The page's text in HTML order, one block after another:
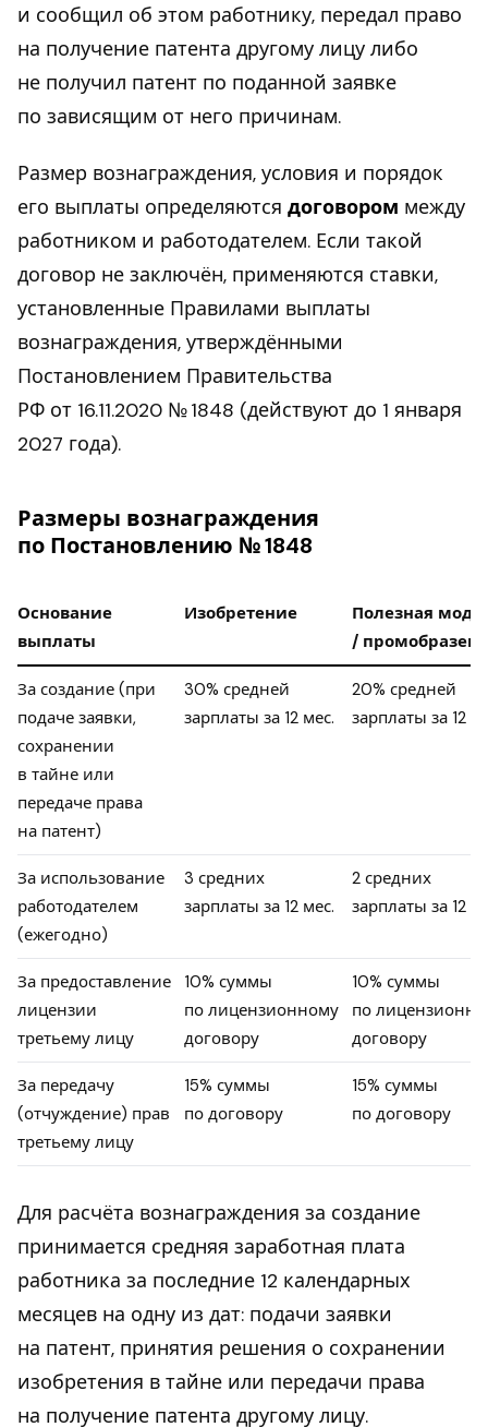
и сообщил об этом работнику, передал право
на получение патента другому лицу либо
не получил патент по поданной заявке
по зависящим от него причинам.
Размер вознаграждения, условия и порядок
его выплаты определяются договором между
работником и работодателем. Если такой
договор не заключён, применяются ставки,
установленные Правилами выплаты
вознаграждения, утверждёнными
Постановлением Правительства
РФ от 16.11.2020 № 1848 (действуют до 1 января
2027 года).
Размеры вознаграждения
по Постановлению № 1848
Основание
выплаты
Изобретение
Полезная
/ промобразец
За создание (при
подаче заявки,
сохранении
в тайне или
передаче права
на патент)
30% средней
зарплаты за 12 мес.
20% средней
зарплаты за 12
За использование
работодателем
(ежегодно)
3 средних
зарплаты за 12 мес.
2 средних
зарплаты за 12
За предоставление
лицензии
третьему лицу
10% суммы
по лицензионному
договору
10% суммы
по
договору
За передачу
(отчуждение) прав
третьему лицу
15% суммы
по договору
15% суммы
по договору
Для расчёта вознаграждения за создание
принимается средняя заработная плата
работника за последние 12 календарных
месяцев на одну из дат: подачи заявки
на патент, принятия решения о сохранении
изобретения в тайне или передачи права
на получение патента другому лицу.